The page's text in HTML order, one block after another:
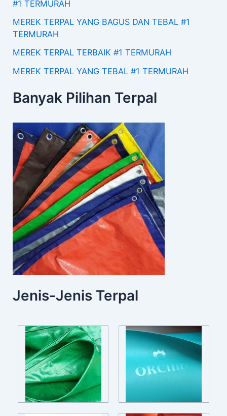
#1 TERMURAH
MEREK TERPAL YANG BAGUS DAN TEBAL #1
TERMURAH
MEREK TERPAL TERBAIK #1 TERMURAH
MEREK TERPAL YANG TEBAL #1 TERMURAH
Banyak Pilihan Terpal
Jenis-Jenis Terpal